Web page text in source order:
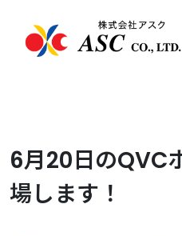
6月20日のQVC
場します！